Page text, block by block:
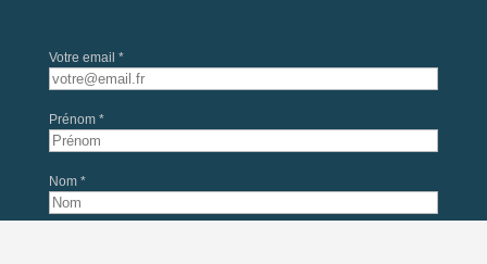
Votre email *
Prénom *
Nom *